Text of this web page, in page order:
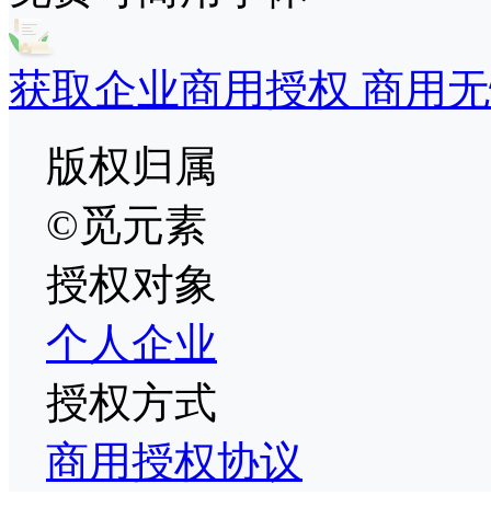
获取企业商用授权 商用
版权归属
©觅元素
授权对象
个人企业
授权方式
商用授权协议